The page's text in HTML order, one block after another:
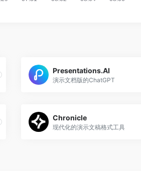
Presentations.AI
演示文档版的ChatGPT
Chronicle
现代化的演示文稿格式工具